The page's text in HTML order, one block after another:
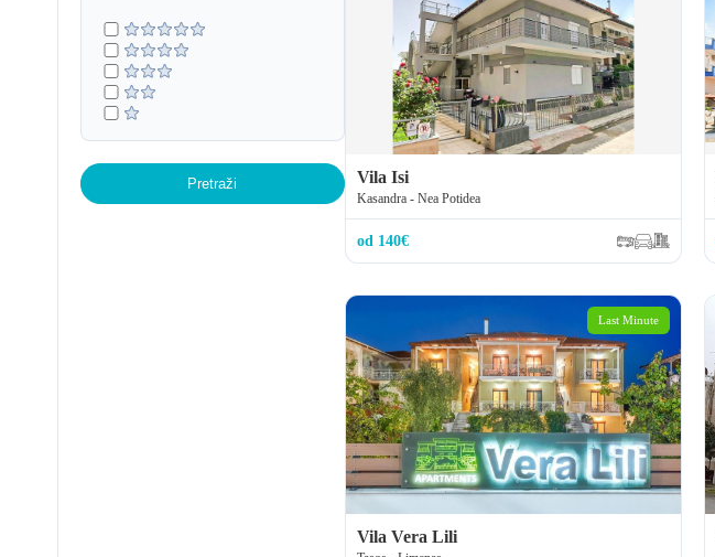
Pretraži Vila Isi
Kasandra - Nea Potidea
od 140€
Last Minute
Vila Vera Lili